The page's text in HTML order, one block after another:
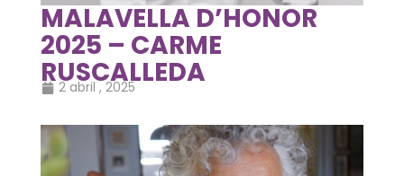
MALAVELLA D’HONOR
2025 – CARME
RUSCALLEDA
2 abril , 2025